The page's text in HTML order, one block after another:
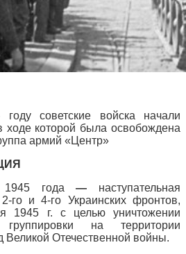
советские войска начали
которой была освобождена
армий «Центр»
1945 года — наступательная
го и 4-го Украинских фронтов,
1945 г. с целью уничтожении
на территории
Великой Отечественной войны.